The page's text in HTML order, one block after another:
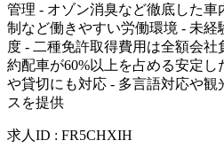
管理 - オゾン消臭など徹底した車
制など働きやすい労働環境 - 未経
度 - 二種免許取得費用は全額会
約配車が60%以上を占める安定
や貸切にも対応 - 多言語対応や
スを提供
求人ID : FR5CHXIH